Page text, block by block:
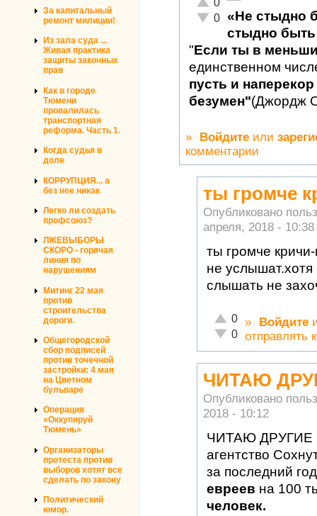
За капитальный
ремонт милиции!
Из зала суда ...
Живая практика
защиты законных
прав
Как в городе
Тюмени
провалилась
транспортная
реформа. Часть 1.
Когда судья в
доле
КОРРУПЦИЯ... а
без нее никак
Легко ли создать
профсоюз?
ЛЖЕВЫБОРЫ
СКОРО - горячая
линия по
нарушениям
Митинг 22 мая
против
строительства
дороги.
Общегородской
сбор подписей
против точечной
застройки: 4 мая
на Цветном
бульваре
Операция
«Оккупируй
Тюмень»
Организаторы
протеста против
выборов хотят все
сделать по закону
Политический
юмор.
0
Неадекватно!
0 «Не стыдно
стыдно быть
"Если ты в
единственном
пусть и
безумен"(Джордж
» Войдите или
комментарии
ты громче
Опубликовано
апреля, 2018 - 10:38
ты громче
не
слышать не
Отлично!
0
Неадекватно!
0
» Войдите
отправлять
ЧИТАЮ
Опубликовано
2018 - 10:12
ЧИТАЮ
агентство
за последний
евреев на 100
человек.